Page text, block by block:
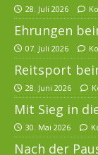
28. Juli 2026
Ehrungen
07. Juli 2026
Reitsport
28. Juni 2026
Mit Sieg in
30. Mai 2026
Nach der